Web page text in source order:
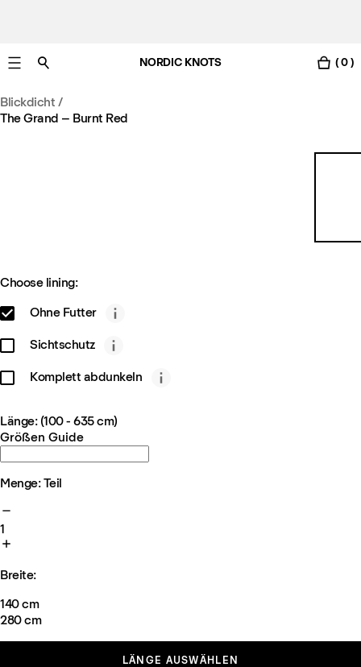
NORDIC KNOTS ( 0 )
Blickdicht /
The Grand – Burnt Red
Choose lining:
Ohne Futter
Sichtschutz
Komplett abdunkeln
Länge: (100 - 635 cm)
Größen Guide
Menge: Teil
1
Breite:
140 cm
280 cm
LÄNGE AUSWÄHLEN